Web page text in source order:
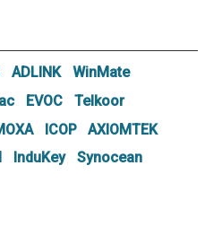
ADLINK
WinMate
EVOC
Telkoor
ICOP
AXIOMTEK
InduKey
Synocean